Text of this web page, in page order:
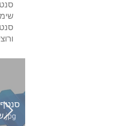
שקוף.jpg